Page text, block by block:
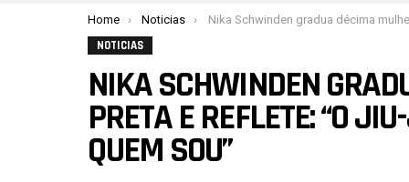
Você está aqui:
Home Noticias Nika Schwinden gradua décima mulher à faixa-preta e reflete: “O Jiu-Jitsu fez eu valorizar
NOTICIAS
NIKA SCHWINDEN
PRETA E REFLETE: “O
QUEM SOU”